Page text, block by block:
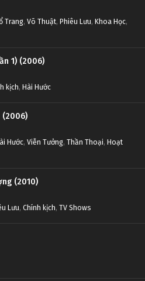
Trang, Võ Thuật, Phiêu Lưu, Khoa Học,
1) (2006)
kịch, Hài Hước
(2006)
Hước, Viễn Tưởng, Thần Thoại, Hoạt
(2010)
Lưu, Chính kịch, TV Shows